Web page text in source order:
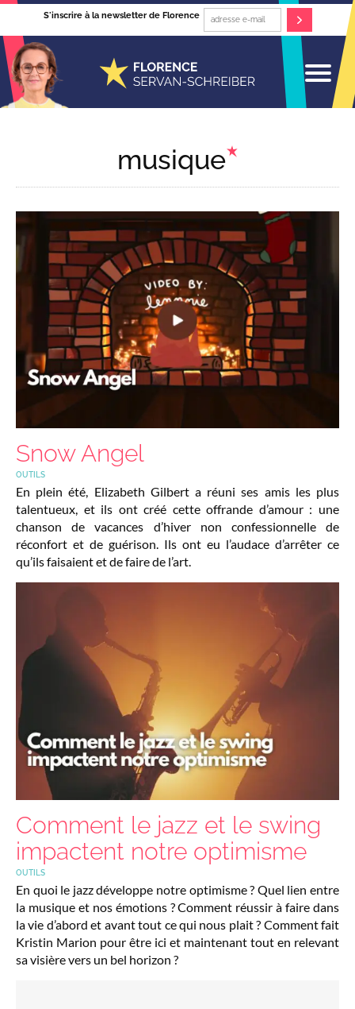
S'inscrire à la newsletter de Florence
musique
Snow Angel
OUTILS
En plein été, Elizabeth Gilbert a réuni ses amis les plus
talentueux, et ils ont créé cette offrande d’amour : une
chanson de vacances d’hiver non confessionnelle de
réconfort et de guérison. Ils ont eu l’audace d’arrêter ce
qu’ils faisaient et de faire de l’art.
Comment le jazz et le swing
impactent notre optimisme
OUTILS
En quoi le jazz développe notre optimisme ? Quel lien entre
la musique et nos émotions ? Comment réussir à faire dans
la vie d’abord et avant tout ce qui nous plait ? Comment fait
Kristin Marion pour être ici et maintenant tout en relevant
sa visière vers un bel horizon ?